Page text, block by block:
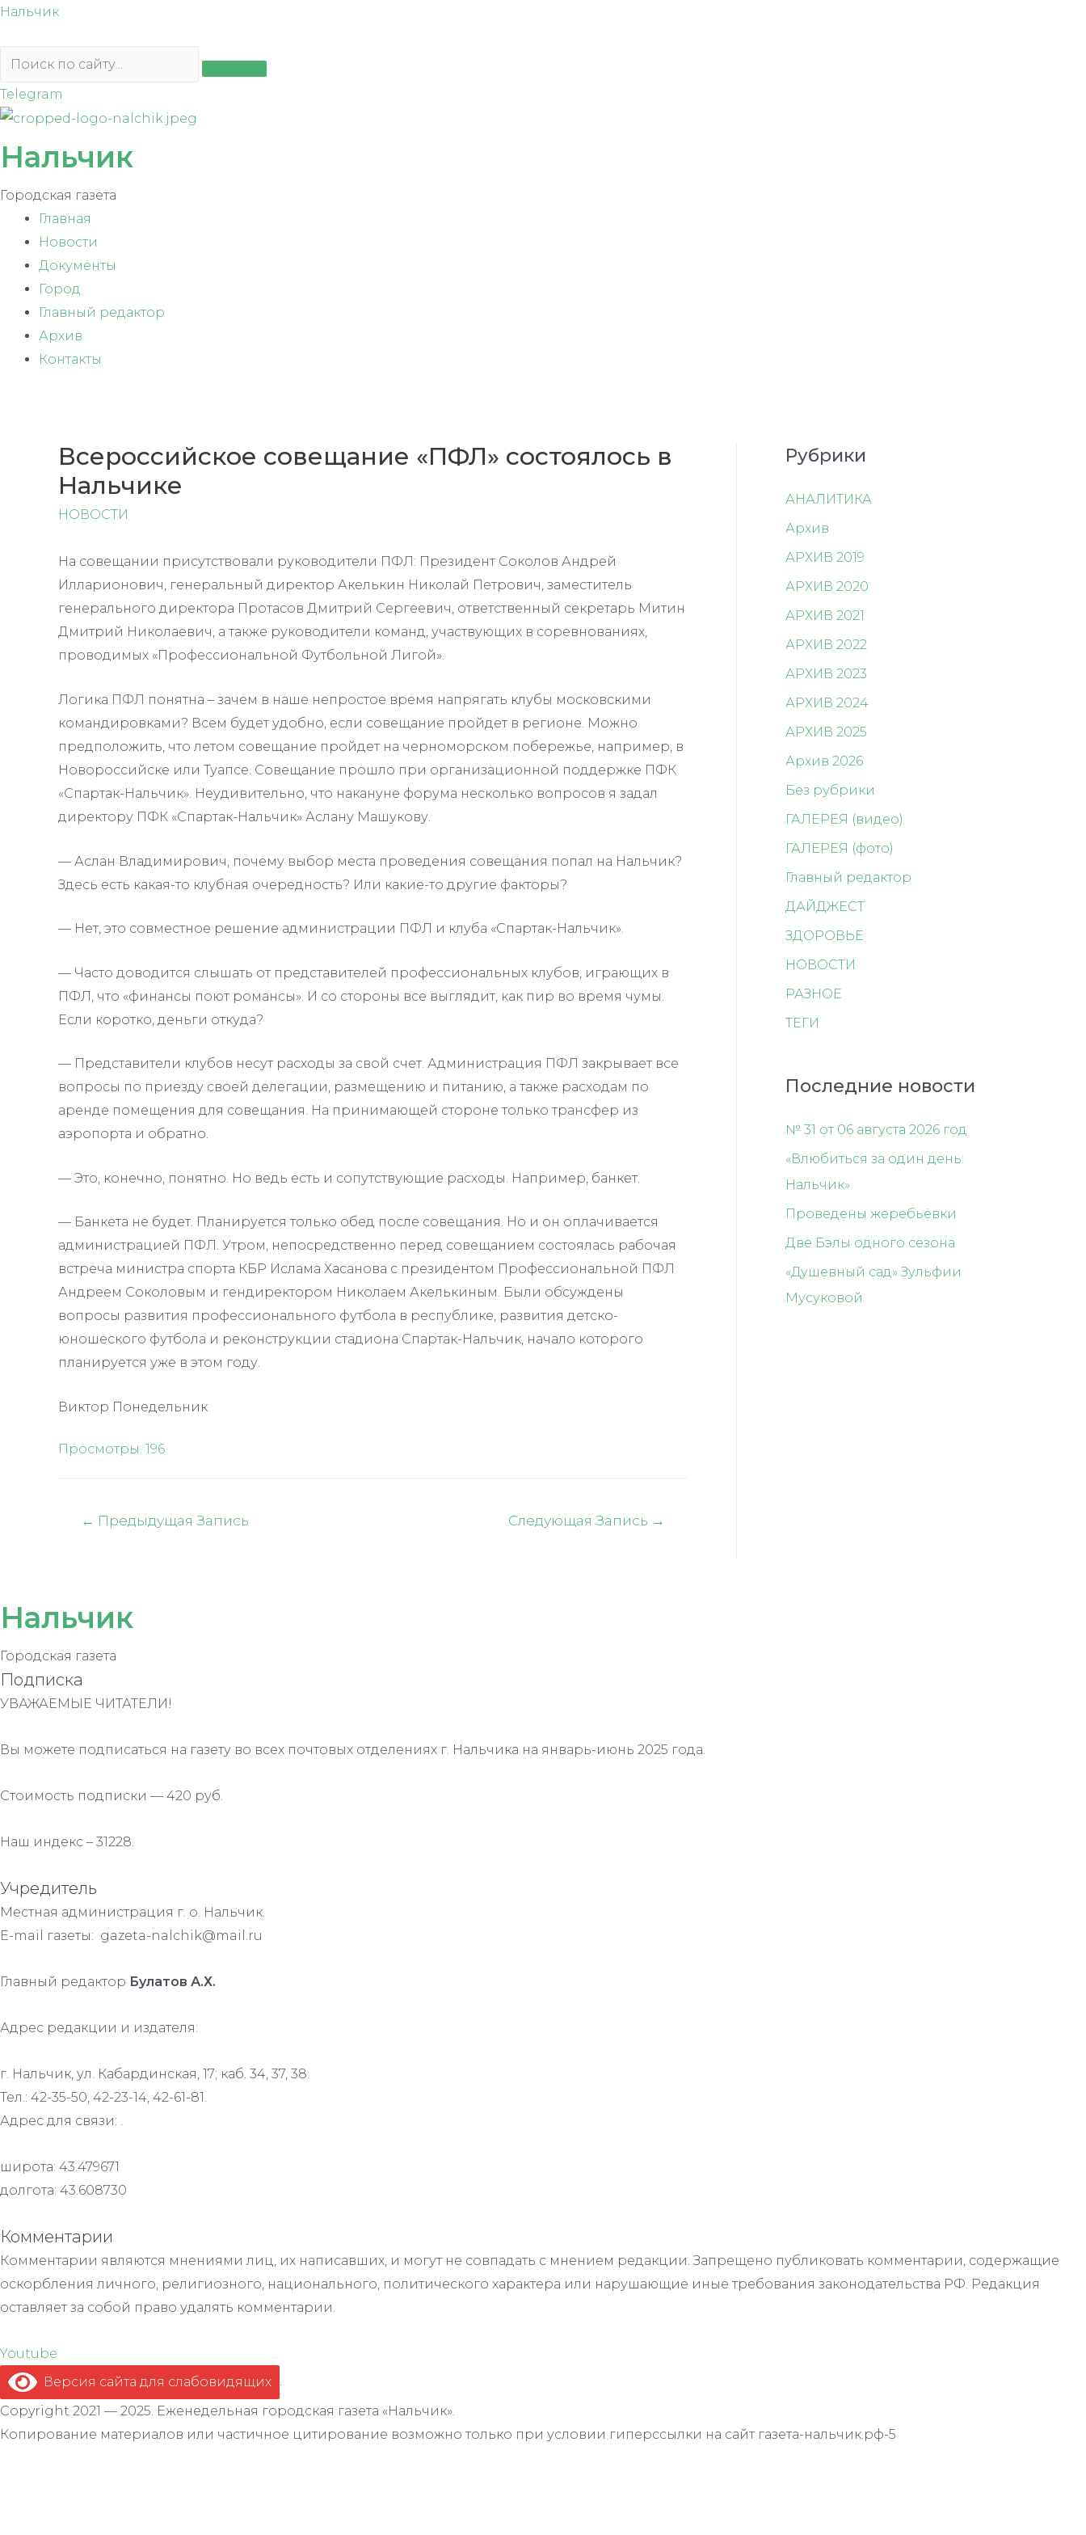
Перейти
содержимому
Нальчик
Telegram
Нальчик
Городская газета
Главная
Новости
Документы
Город
Главный редактор
Архив
Контакты
Всероссийское совещание «ПФЛ» состоялось в
Нальчике
НОВОСТИ
На совещании присутствовали руководители ПФЛ: Президент Соколов Андрей
Илларионович, генеральный директор Акелькин Николай Петрович, заместитель
генерального директора Протасов Дмитрий Сергеевич, ответственный секретарь Митин
Дмитрий Николаевич, а также руководители команд, участвующих в соревнованиях,
проводимых «Профессиональной Футбольной Лигой».
Логика ПФЛ понятна – зачем в наше непростое время напрягать клубы московскими
командировками? Всем будет удобно, если совещание пройдет в регионе. Можно
предположить, что летом совещание пройдет на черноморском побережье, например, в
Новороссийске или Туапсе. Совещание прошло при организационной поддержке ПФК
«Спартак-Нальчик». Неудивительно, что накануне форума несколько вопросов я задал
директору ПФК «Спартак-Нальчик» Аслану Машукову.
— Аслан Владимирович, почему выбор места проведения совещания попал на Нальчик?
Здесь есть какая-то клубная очередность? Или какие-то другие факторы?
— Нет, это совместное решение администрации ПФЛ и клуба «Спартак-Нальчик».
— Часто доводится слышать от представителей профессиональных клубов, играющих в
ПФЛ, что «финансы поют романсы». И со стороны все выглядит, как пир во время чумы.
Если коротко, деньги откуда?
— Представители клубов несут расходы за свой счет. Администрация ПФЛ закрывает все
вопросы по приезду своей делегации, размещению и питанию, а также расходам по
аренде помещения для совещания. На принимающей стороне только трансфер из
аэропорта и обратно.
— Это, конечно, понятно. Но ведь есть и сопутствующие расходы. Например, банкет.
— Банкета не будет. Планируется только обед после совещания. Но и он оплачивается
администрацией ПФЛ. Утром, непосредственно перед совещанием состоялась рабочая
встреча министра спорта КБР Ислама Хасанова с президентом Профессиональной ПФЛ
Андреем Соколовым и гендиректором Николаем Акелькиным. Были обсуждены
вопросы развития профессионального футбола в республике, развития детско-
юношеского футбола и реконструкции стадиона Спартак-Нальчик, начало которого
планируется уже в этом году.
Виктор Понедельник
Просмотры: 196
Навигация
← Предыдущая Запись Следующая Запись →
Рубрики
АНАЛИТИКА
Архив
АРХИВ 2019
АРХИВ 2020
АРХИВ 2021
АРХИВ 2022
АРХИВ 2023
АРХИВ 2024
АРХИВ 2025
Архив 2026
Без рубрики
ГАЛЕРЕЯ (видео)
ГАЛЕРЕЯ (фото)
Главный редактор
ДАЙДЖЕСТ
ЗДОРОВЬЕ
НОВОСТИ
РАЗНОЕ
ТЕГИ
Последние новости
№ 31 от 06 августа 2026 год
«Влюбиться за один день:
Нальчик»
Проведены жеребьёвки
Две Бэлы одного сезона
«Душевный сад» Зульфии
Мусуковой
Нальчик
Городская газета
Подписка
УВАЖАЕМЫЕ ЧИТАТЕЛИ!
Вы можете подписаться на газету во всех почтовых отделениях г. Нальчика на январь-июнь 2025 года.
Стоимость подписки — 420 руб.
Наш индекс – 31228.
Учредитель
Местная администрация г. о. Нальчик.
E-mail газеты: gazeta-nalchik@mail.ru
Главный редактор Булатов А.Х.
Адрес редакции и издателя:
г. Нальчик, ул. Кабардинская, 17; каб. 34, 37, 38.
Тел.: 42-35-50, 42-23-14, 42-61-81.
Адрес для связи: .
широта: 43.479671
долгота: 43.608730
Комментарии
Комментарии являются мнениями лиц, их написавших, и могут не совпадать с мнением редакции. Запрещено публиковать комментарии, содержащие
оскорбления личного, религиозного, национального, политического характера или нарушающие иные требования законодательства РФ. Редакция
оставляет за собой право удалять комментарии.
Youtube
Версия сайта для слабовидящих .
Copyright 2021 — 2025. Еженедельная городская газета «Нальчик».
Копирование материалов или частичное цитирование возможно только при условии гиперссылки на сайт газета-нальчик.рф-5